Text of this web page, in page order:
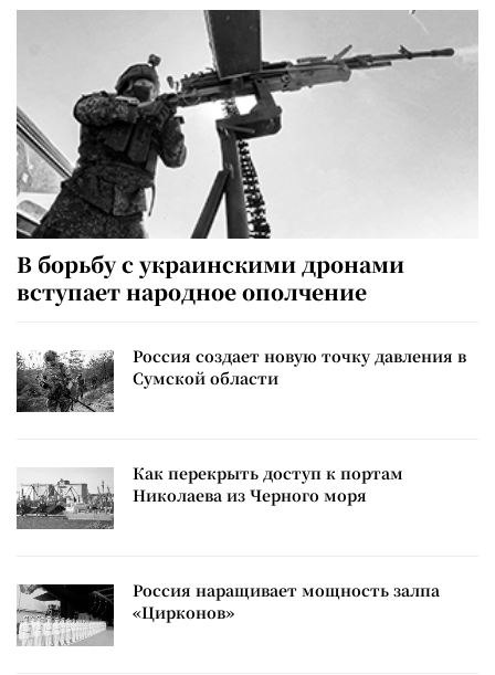
В борьбу с украинскими дронами
вступает народное ополчение
Россия создает новую точку давления в
Сумской области
Как перекрыть доступ к портам
Николаева из Черного моря
Россия наращивает мощность залпа
«Цирконов»